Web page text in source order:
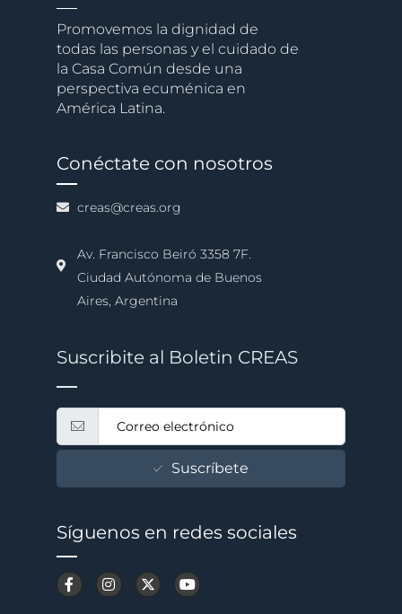
Promovemos la dignidad de
todas las personas y el cuidado de
la Casa Común desde una
perspectiva ecuménica en
América Latina.
Conéctate con nosotros
creas@creas.org
Av. Francisco Beiró 3358 7F.
Ciudad Autónoma de Buenos
Aires, Argentina
Suscribite al Boletin CREAS
Suscríbete
Síguenos en redes sociales